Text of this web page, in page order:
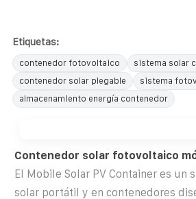
Etiquetas:
contenedor fotovoltaico
sistema solar
contenedor solar plegable
sistema
almacenamiento energía contenedor
Contenedor solar fotovoltaico
El Mobile Solar PV Container es un
solar portátil y en contenedores